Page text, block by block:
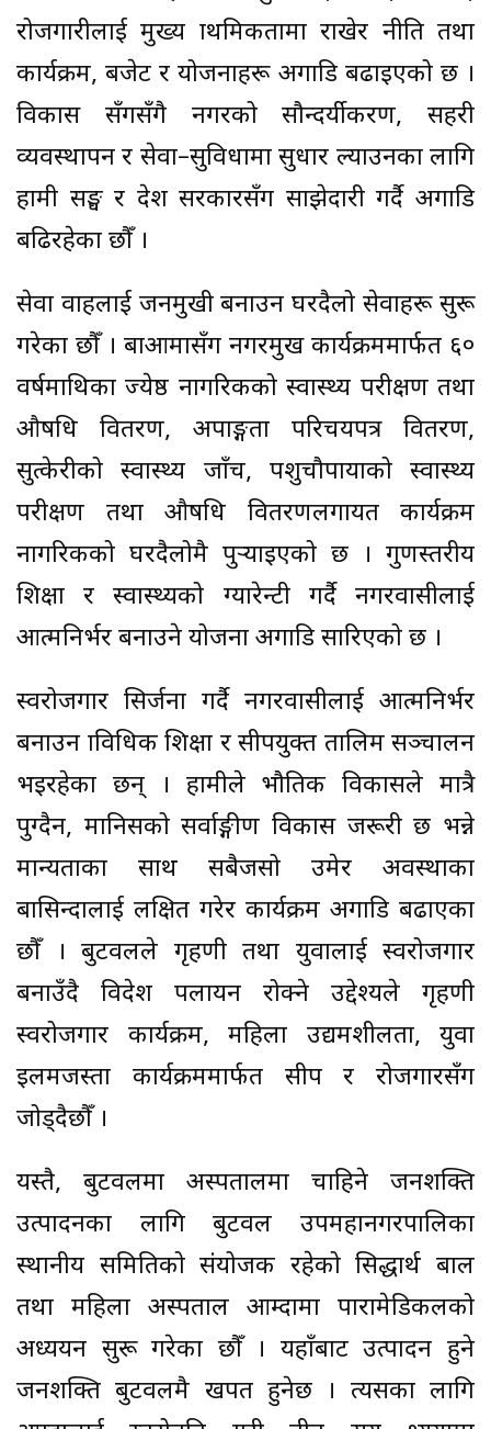
रोजगारीलाई मुख्य प्राथमिकतामा राखेर नीति तथा
कार्यक्रम, बजेट र योजनाहरू अगाडि बढाइएको छ ।
विकास सँगसँगै नगरको सौन्दर्यीकरण, सहरी
व्यवस्थापन र सेवा–सुविधामा सुधार ल्याउनका लागि
हामी सङ्घ र प्रदेश सरकारसँग साझेदारी गर्दै अगाडि
बढिरहेका छौँ ।
सेवा प्रवाहलाई जनमुखी बनाउन घरदैलो सेवाहरू सुरू
गरेका छौँ । बाआमासँग नगरप्रमुख कार्यक्रममार्फत ६०
वर्षमाथिका ज्येष्ठ नागरिकको स्वास्थ्य परीक्षण तथा
औषधि वितरण, अपाङ्गता परिचयपत्र वितरण,
सुत्केरीको स्वास्थ्य जाँच, पशुचौपायाको स्वास्थ्य
परीक्षण तथा औषधि वितरणलगायत कार्यक्रम
नागरिकको घरदैलोमै पुर्‍याइएको छ । गुणस्तरीय
शिक्षा र स्वास्थ्यको ग्यारेन्टी गर्दै नगरवासीलाई
आत्मनिर्भर बनाउने योजना अगाडि सारिएको छ ।
स्वरोजगार सिर्जना गर्दै नगरवासीलाई आत्मनिर्भर
बनाउन प्राविधिक शिक्षा र सीपयुक्त तालिम सञ्चालन
भइरहेका छन् । हामीले भौतिक विकासले मात्रै
पुग्दैन, मानिसको सर्वाङ्गीण विकास जरूरी छ भन्ने
मान्यताका साथ सबैजसो उमेर अवस्थाका
बासिन्दालाई लक्षित गरेर कार्यक्रम अगाडि बढाएका
छौँ । बुटवलले गृहणी तथा युवालाई स्वरोजगार
बनाउँदै विदेश पलायन रोक्ने उद्देश्यले गृहणी
स्वरोजगार कार्यक्रम, महिला उद्यमशीलता, युवा
इलमजस्ता कार्यक्रममार्फत सीप र रोजगारसँग
जोड्दैछौँ ।
यस्तै, बुटवलमा अस्पतालमा चाहिने जनशक्ति
उत्पादनका लागि बुटवल उपमहानगरपालिका
स्थानीय समितिको संयोजक रहेको सिद्धार्थ बाल
तथा महिला अस्पताल आम्दामा पारामेडिकलको
अध्ययन सुरू गरेका छौँ । यहाँबाट उत्पादन हुने
जनशक्ति बुटवलमै खपत हुनेछ । त्यसका लागि